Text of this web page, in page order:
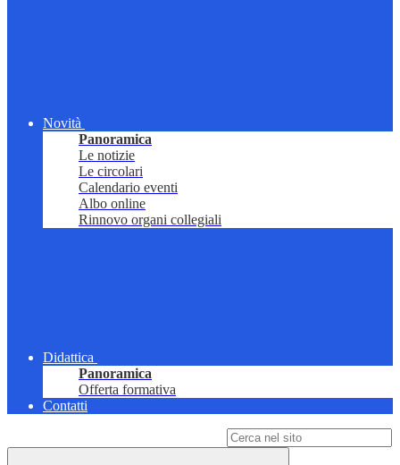
Novità
Panoramica
Le notizie
Le circolari
Calendario eventi
Albo online
Rinnovo organi collegiali
Didattica
Panoramica
Offerta formativa
Contatti